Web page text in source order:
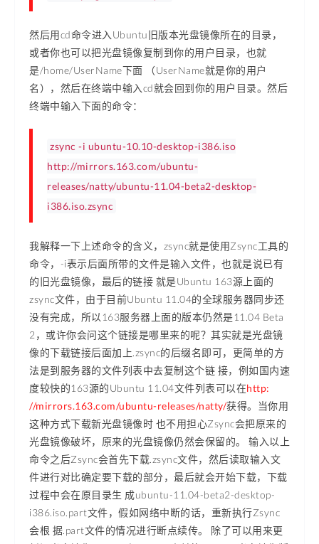
然后用cd命令进入Ubuntu旧版本光盘镜像所在的目录，
或者你也可以把光盘镜像复制到你的用户目录，也就
是/home/UserName下面 （UserName就是你的用户
名），然后在终端中输入cd就会回到你的用户目录。然后
终端中输入下面的命令：
zsync -i ubuntu-10.10-desktop-i386.iso
http://mirrors.163.com/ubuntu-
releases/natty/ubuntu-11.04-beta2-desktop-
i386.iso.zsync
我解释一下上述命令的含义，zsync就是使用Zsync工具的
命令，-i表示后面所带的文件是输入文件，也就是说已有
的旧光盘镜像，最后的链接 就是Ubuntu 163源上面的
zsync文件，由于目前Ubuntu 11.04的全球服务器同步还
没有完成，所以163服务器上面的版本仍然是11.04 Beta
2，或许你会问这个链接是哪里来的呢？其实就是光盘镜
像的下载链接后面加上.zsync的后缀名即可，更简单的方
法是到服务器的文件列表中去复制这个链 接，例如国内速
度较快的163源的Ubuntu 11.04文件列表可以在http:
//mirrors.163.com/ubuntu-releases/natty/获得。当你用
这种方式下载新光盘镜像时 也不用担心Zsync会把原来的
光盘镜像破坏，原来的光盘镜像仍然会保留的。 输入以上
命令之后Zsync会首先下载.zsync文件，然后读取输入文
件进行对比确定要下载的部分，最后就会开始下载，下载
过程中会在原目录生 成ubuntu-11.04-beta2-desktop-
i386.iso.part文件，假如网络中断的话，重新执行Zsync
会根 据.part文件的情况进行断点续传。 除了可以用来更